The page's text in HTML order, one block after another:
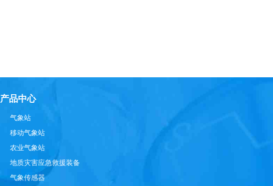
产品中心
气象站
移动气象站
农业气象站
地质灾害应急救援装备
气象传感器